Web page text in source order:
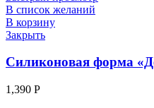
В список желаний
В корзину
Закрыть
Силиконовая форма
1,390 Р